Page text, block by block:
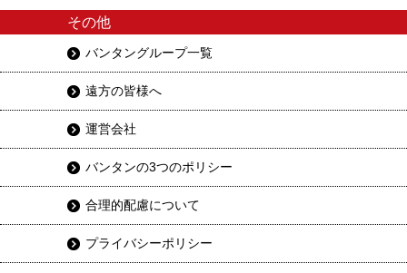
その他
バンタングループ一覧
遠方の皆様へ
運営会社
バンタンの3つのポリシー
合理的配慮について
プライバシーポリシー